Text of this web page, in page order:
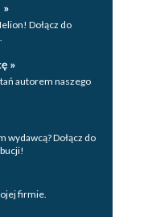
102
Express 104
za pomocą funkcji
»
Dołącz do
»
autorem naszego
wydawcą? Dołącz do
firmie.